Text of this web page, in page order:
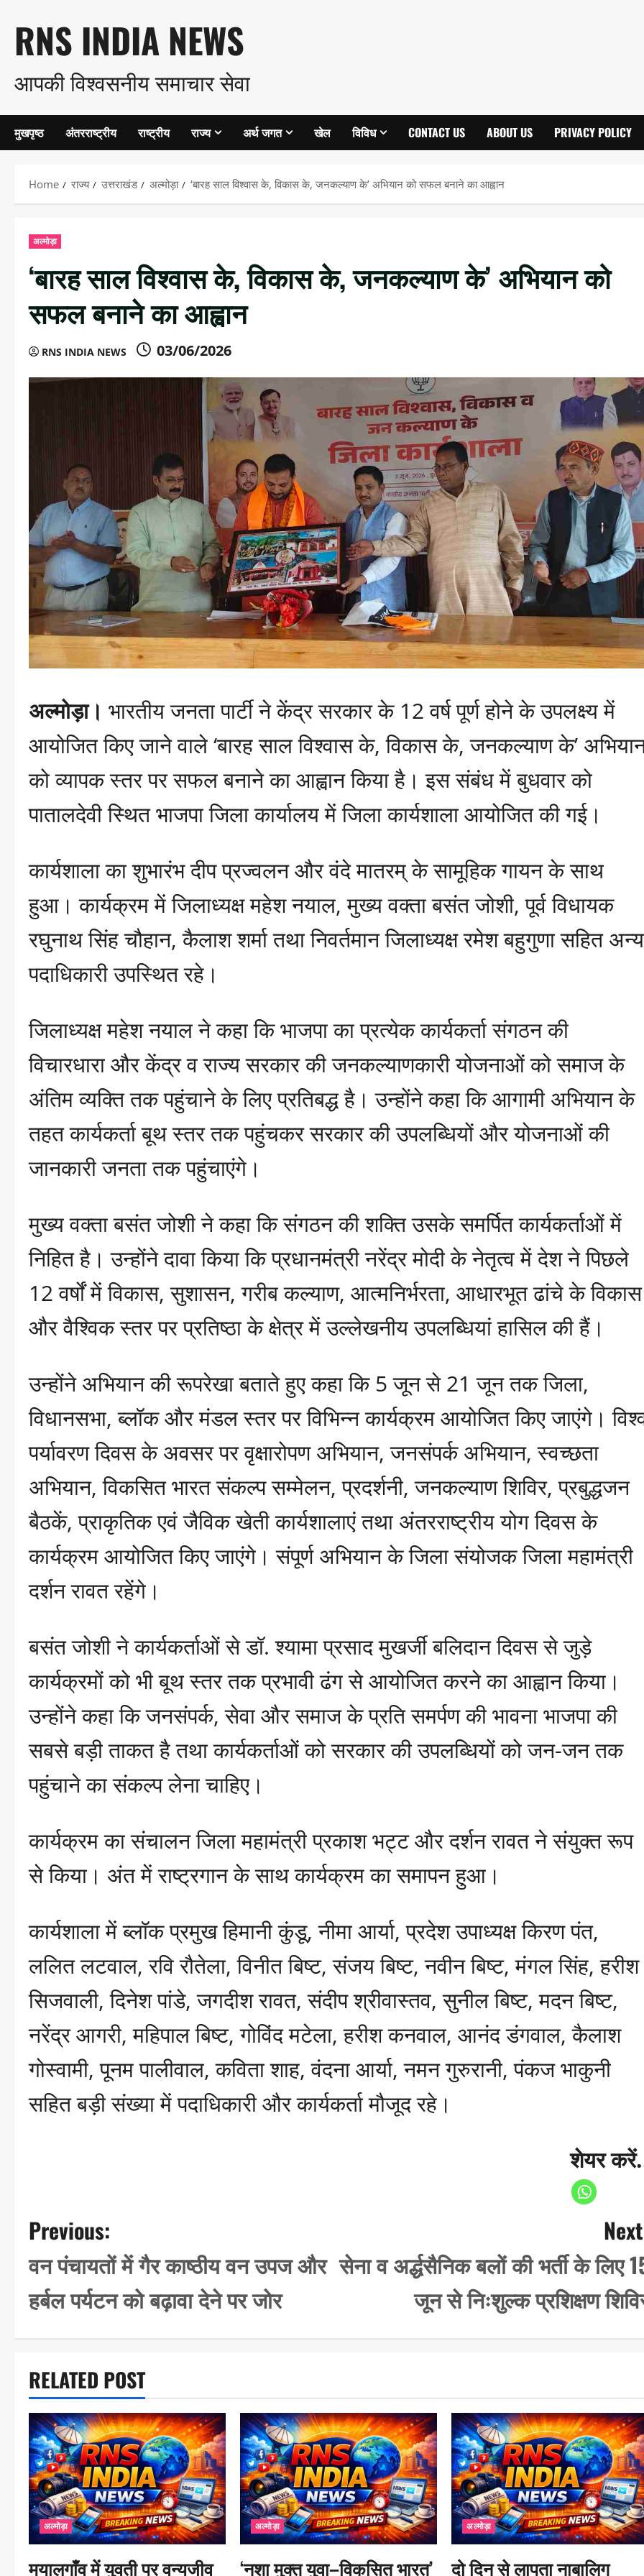
to
content
RNS INDIA NEWS
आपकी विश्वसनीय समाचार सेवा
मुखपृष्ठ अंतरराष्ट्रीय राष्ट्रीय राज्य अर्थ जगत खेल विविध CONTACT US ABOUT US PRIVACY POLICY
Home राज्य उत्तराखंड अल्मोड़ा ‘बारह साल विश्वास के, विकास के, जनकल्याण के’ अभियान को सफल बनाने का आह्वान
अल्मोड़ा
‘बारह साल विश्वास के, विकास के, जनकल्याण के’ अभियान को
सफल बनाने का आह्वान
RNS INDIA NEWS 03/06/2026
अल्मोड़ा। भारतीय जनता पार्टी ने केंद्र सरकार के 12 वर्ष पूर्ण होने के उपलक्ष्य में
आयोजित किए जाने वाले ‘बारह साल विश्वास के, विकास के, जनकल्याण के’
को व्यापक स्तर पर सफल बनाने का आह्वान किया है। इस संबंध में बुधवार को
पातालदेवी स्थित भाजपा जिला कार्यालय में जिला कार्यशाला आयोजित की गई।
कार्यशाला का शुभारंभ दीप प्रज्वलन और वंदे मातरम् के सामूहिक गायन के साथ
हुआ। कार्यक्रम में जिलाध्यक्ष महेश नयाल, मुख्य वक्ता बसंत जोशी, पूर्व विधायक
रघुनाथ सिंह चौहान, कैलाश शर्मा तथा निवर्तमान जिलाध्यक्ष रमेश बहुगुणा सहित अन्य
पदाधिकारी उपस्थित रहे।
जिलाध्यक्ष महेश नयाल ने कहा कि भाजपा का प्रत्येक कार्यकर्ता संगठन की
विचारधारा और केंद्र व राज्य सरकार की जनकल्याणकारी योजनाओं को समाज के
अंतिम व्यक्ति तक पहुंचाने के लिए प्रतिबद्ध है। उन्होंने कहा कि आगामी अभियान के
तहत कार्यकर्ता बूथ स्तर तक पहुंचकर सरकार की उपलब्धियों और योजनाओं की
जानकारी जनता तक पहुंचाएंगे।
मुख्य वक्ता बसंत जोशी ने कहा कि संगठन की शक्ति उसके समर्पित कार्यकर्ताओं में
निहित है। उन्होंने दावा किया कि प्रधानमंत्री नरेंद्र मोदी के नेतृत्व में देश ने पिछले
12 वर्षों में विकास, सुशासन, गरीब कल्याण, आत्मनिर्भरता, आधारभूत ढांचे के विकास
और वैश्विक स्तर पर प्रतिष्ठा के क्षेत्र में उल्लेखनीय उपलब्धियां हासिल की हैं।
उन्होंने अभियान की रूपरेखा बताते हुए कहा कि 5 जून से 21 जून तक जिला,
विधानसभा, ब्लॉक और मंडल स्तर पर विभिन्न कार्यक्रम आयोजित किए जाएंगे।
पर्यावरण दिवस के अवसर पर वृक्षारोपण अभियान, जनसंपर्क अभियान, स्वच्छता
अभियान, विकसित भारत संकल्प सम्मेलन, प्रदर्शनी, जनकल्याण शिविर, प्रबुद्धजन
बैठकें, प्राकृतिक एवं जैविक खेती कार्यशालाएं तथा अंतरराष्ट्रीय योग दिवस के
कार्यक्रम आयोजित किए जाएंगे। संपूर्ण अभियान के जिला संयोजक जिला महामंत्री
दर्शन रावत रहेंगे।
बसंत जोशी ने कार्यकर्ताओं से डॉ. श्यामा प्रसाद मुखर्जी बलिदान दिवस से जुड़े
कार्यक्रमों को भी बूथ स्तर तक प्रभावी ढंग से आयोजित करने का आह्वान किया।
उन्होंने कहा कि जनसंपर्क, सेवा और समाज के प्रति समर्पण की भावना भाजपा की
सबसे बड़ी ताकत है तथा कार्यकर्ताओं को सरकार की उपलब्धियों को जन-जन तक
पहुंचाने का संकल्प लेना चाहिए।
कार्यक्रम का संचालन जिला महामंत्री प्रकाश भट्ट और दर्शन रावत ने संयुक्त रूप
से किया। अंत में राष्ट्रगान के साथ कार्यक्रम का समापन हुआ।
कार्यशाला में ब्लॉक प्रमुख हिमानी कुंडू, नीमा आर्या, प्रदेश उपाध्यक्ष किरण पंत,
ललित लटवाल, रवि रौतेला, विनीत बिष्ट, संजय बिष्ट, नवीन बिष्ट, मंगल सिंह, हरीश
सिजवाली, दिनेश पांडे, जगदीश रावत, संदीप श्रीवास्तव, सुनील बिष्ट, मदन बिष्ट,
नरेंद्र आगरी, महिपाल बिष्ट, गोविंद मटेला, हरीश कनवाल, आनंद डंगवाल, कैलाश
गोस्वामी, पूनम पालीवाल, कविता शाह, वंदना आर्या, नमन गुरुरानी, पंकज भाकुनी
सहित बड़ी संख्या में पदाधिकारी और कार्यकर्ता मौजूद रहे।
शेयर
P
s
t
v
i
g
a
t
i
o
n
Previous:
वन पंचायतों में गैर काष्ठीय वन उपज और
हर्बल पर्यटन को बढ़ावा देने पर जोर
सेना व अर्द्धसैनिक बलों की भर्ती के लिए
जून से निःशुल्क प्रशिक्षण
RELATED POST
अल्मोड़ा
मयालगाँव में युवती पर वन्यजीव
अल्मोड़ा
‘नशा मुक्त युवा–विकसित भारत’
अल्मोड़ा
दो दिन से लापता नाबालिग